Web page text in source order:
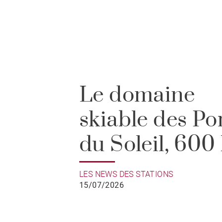
Le domaine
skiable des
du Soleil, 600
de pistes entre
France et
LES NEWS DES STATIONS
15/07/2026